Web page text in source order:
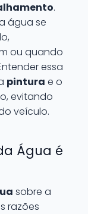
.
água se
ou quando
essa
pintura e o
evitando
veículo.
Água é
sobre a
razões